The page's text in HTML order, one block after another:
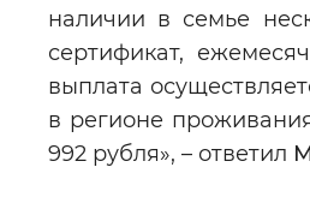
наличии в семье
сертификат,
выплата
в регионе
992 рубля», – ответил